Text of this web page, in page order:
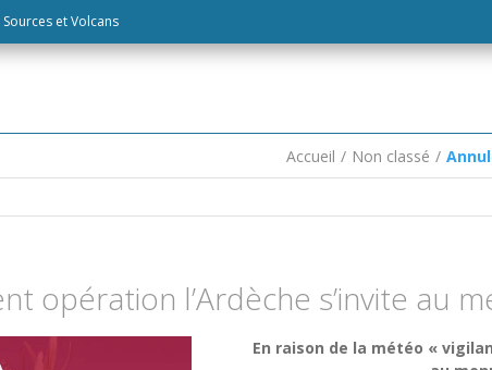
et Volcans
Accueil / Non classé /
opération l’Ardèche s’invite au
En raison de la météo «